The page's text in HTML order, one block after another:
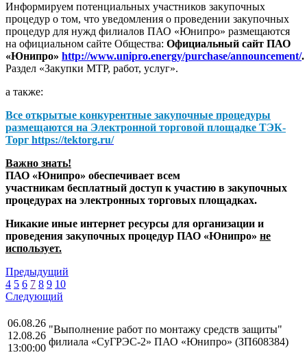
Информируем потенциальных участников закупочных
процедур о том, что уведомления о проведении закупочных
процедур для нужд филиалов ПАО «Юнипро» размещаются
на официальном сайте Общества: Официальный сайт ПАО
«Юнипро» http://www.unipro.energy/purchase/announcement/.
Раздел «Закупки МТР, работ, услуг».
а также:
Все открытые конкурентные закупочные процедуры
размещаются на Электронной торговой площадке ТЭК-
Торг https://tektorg.ru/
Важно знать!
ПАО «Юнипро» обеспечивает всем
участникам бесплатный доступ к участию в закупочных
процедурах на электронных торговых площадках.
Никакие иные интернет ресурсы для организации и
проведения закупочных процедур ПАО «Юнипро» не
использует.
Предыдущий
4 5 6 7 8 9 10
Следующий
06.08.26
12.08.26
13:00:00
"Выполнение работ по монтажу средств защиты"
филиала «СуГРЭС-2» ПАО «Юнипро» (ЗП608384)